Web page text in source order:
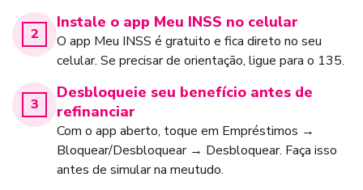
Instale o app Meu INSS no celular
O app Meu INSS é gratuito e fica direto no seu
celular. Se precisar de orientação, ligue para o 135.
Desbloqueie seu benefício antes de
refinanciar
Com o app aberto, toque em Empréstimos →
Bloquear/Desbloquear → Desbloquear. Faça isso
antes de simular na meutudo.